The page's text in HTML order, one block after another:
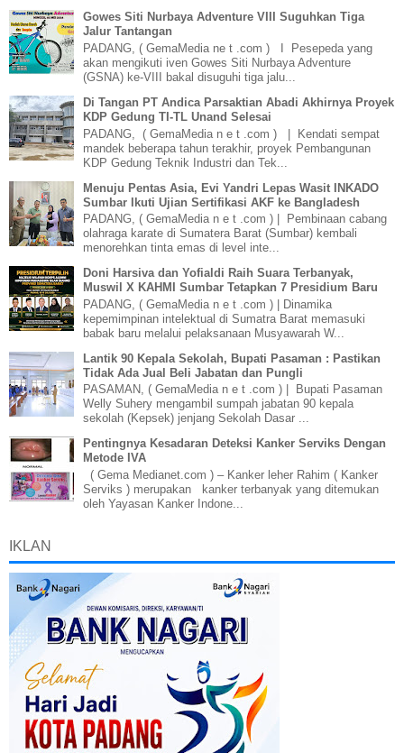
Gowes Siti Nurbaya Adventure VIII Suguhkan Tiga
Jalur Tantangan
PADANG, ( GemaMedia ne t .com ) I Pesepeda yang
akan mengikuti iven Gowes Siti Nurbaya Adventure
(GSNA) ke-VIII bakal disuguhi tiga jalu...
Di Tangan PT Andica Parsaktian Abadi Akhirnya Proyek
KDP Gedung TI-TL Unand Selesai
PADANG, ( GemaMedia n e t .com ) | Kendati sempat
mandek beberapa tahun terakhir, proyek Pembangunan
KDP Gedung Teknik Industri dan Tek...
Menuju Pentas Asia, Evi Yandri Lepas Wasit INKADO
Sumbar Ikuti Ujian Sertifikasi AKF ke Bangladesh
PADANG, ( GemaMedia n e t .com ) | Pembinaan cabang
olahraga karate di Sumatera Barat (Sumbar) kembali
menorehkan tinta emas di level inte...
Doni Harsiva dan Yofialdi Raih Suara Terbanyak,
Muswil X KAHMI Sumbar Tetapkan 7 Presidium Baru
PADANG, ( GemaMedia n e t .com ) | Dinamika
kepemimpinan intelektual di Sumatra Barat memasuki
babak baru melalui pelaksanaan Musyawarah W...
Lantik 90 Kepala Sekolah, Bupati Pasaman : Pastikan
Tidak Ada Jual Beli Jabatan dan Pungli
PASAMAN, ( GemaMedia n e t .com ) | Bupati Pasaman
Welly Suhery mengambil sumpah jabatan 90 kepala
sekolah (Kepsek) jenjang Sekolah Dasar ...
Pentingnya Kesadaran Deteksi Kanker Serviks Dengan
Metode IVA
( Gema Medianet.com ) – Kanker leher Rahim ( Kanker
Serviks ) merupakan kanker terbanyak yang ditemukan
oleh Yayasan Kanker Indone...
IKLAN